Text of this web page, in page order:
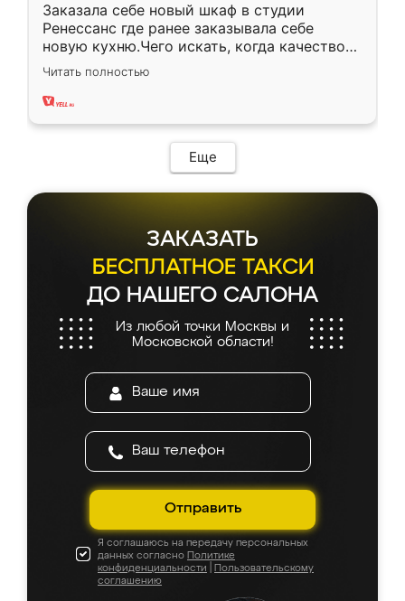
Заказала себе новый шкаф в студии
Ренессанс где ранее заказывала себе
новую кухню.Чего искать, когда качеством
вполне довольна. Служит кухня уже почти
два года, нареканий нет.
Читать полностью
Еще
ЗАКАЗАТЬ
БЕСПЛАТНОЕ ТАКСИ
ДО НАШЕГО САЛОНА
Из любой точки Москвы и
Московской области!
Отправить
Я соглашаюсь на передачу персональных
данных согласно Политике
конфиденциальности
Пользовательскому
соглашению